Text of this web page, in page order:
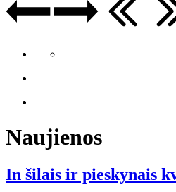
Naujienos
In šilais ir pieskynais